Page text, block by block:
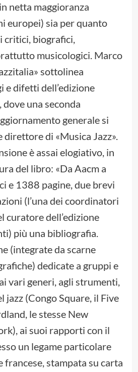
netta maggioranza
europei) sia per quanto
critici, biografici,
musicologici. Marco
sottolinea
e difetti dell’edizione
una seconda
generale si
direttore di «Musica Jazz».
è assai elogiativo, in
del libro: «Da Aacm a
e 1388 pagine, due brevi
(l’una dei coordinatori
curatore dell’edizione
più una bibliografia.
(integrate da scarne
dedicate a gruppi e
vari generi, agli strumenti,
jazz (Congo Square, il Five
le stesse New
ai suoi rapporti con il
un legame particolare
francese, stampata su carta